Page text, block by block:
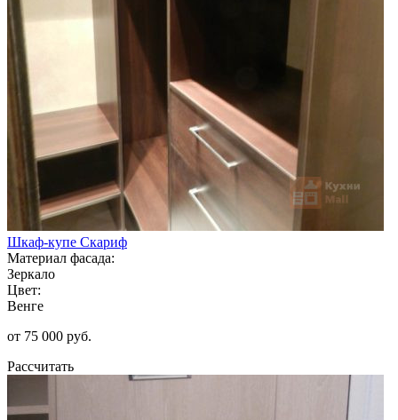
Шкаф-купе Скариф
Материал фасада:
Зеркало
Цвет:
Венге
от 75 000 руб.
Рассчитать